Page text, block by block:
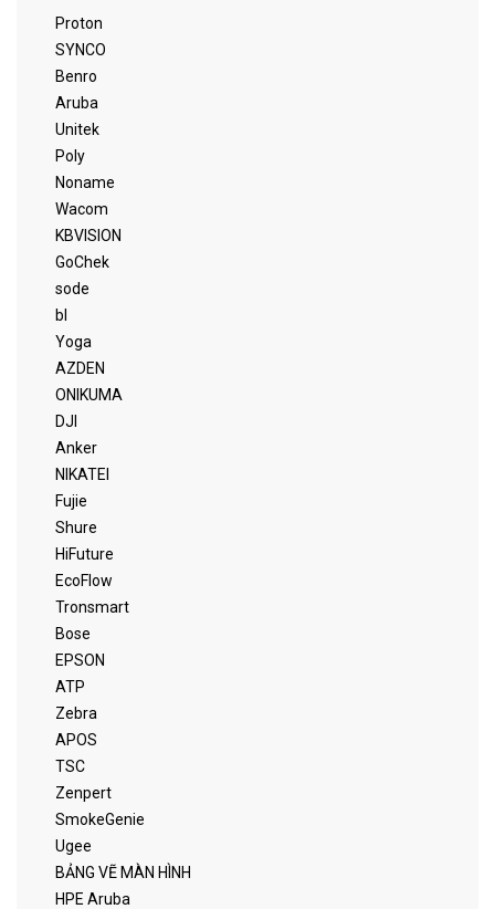
Proton
SYNCO
Benro
Aruba
Unitek
Poly
Noname
Wacom
KBVISION
GoChek
sode
bl
Yoga
AZDEN
ONIKUMA
DJI
Anker
NIKATEI
Fujie
Shure
HiFuture
EcoFlow
Tronsmart
Bose
EPSON
ATP
Zebra
APOS
TSC
Zenpert
SmokeGenie
Ugee
BẢNG VẼ MÀN HÌNH
HPE Aruba